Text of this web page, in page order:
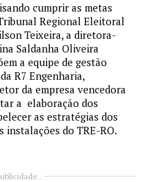
cumprir as metas
Regional Eleitoral
Teixeira, a diretora-
Saldanha Oliveira
a equipe de gestão
R7 Engenharia,
da empresa vencedora
a elaboração dos
as estratégias dos
do TRE-RO.